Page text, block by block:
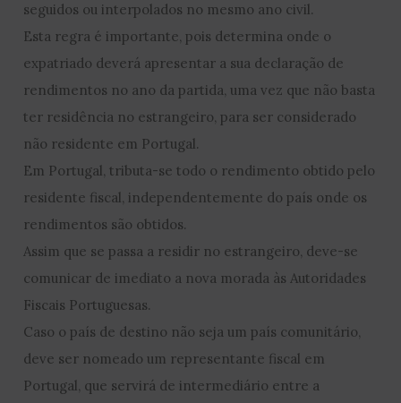
seguidos ou interpolados no mesmo ano civil.
Esta regra é importante, pois determina onde o
expatriado deverá apresentar a sua declaração de
rendimentos no ano da partida, uma vez que não basta
ter residência no estrangeiro, para ser considerado
não residente em Portugal.
Em Portugal, tributa-se todo o rendimento obtido pelo
residente fiscal, independentemente do país onde os
rendimentos são obtidos.
Assim que se passa a residir no estrangeiro, deve-se
comunicar de imediato a nova morada às Autoridades
Fiscais Portuguesas.
Caso o país de destino não seja um país comunitário,
deve ser nomeado um representante fiscal em
Portugal, que servirá de intermediário entre a